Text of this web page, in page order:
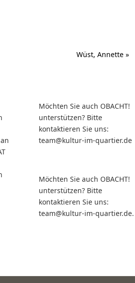
Wüst, Annette »
Möchten Sie auch OBACHT!
unterstützen? Bitte
kontaktieren Sie uns:
team@kultur-im-quartier.de
Möchten Sie auch OBACHT!
unterstützen? Bitte
kontaktieren Sie uns:
team@kultur-im-quartier.de.